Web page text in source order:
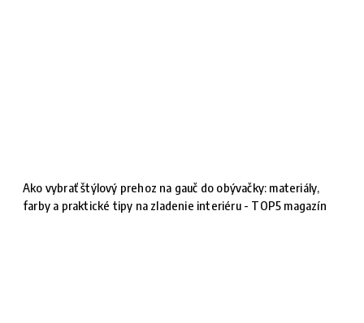
Ako vybrať štýlový prehoz na gauč do obývačky: materiály,
farby a praktické tipy na zladenie interiéru - TOP5 magazín